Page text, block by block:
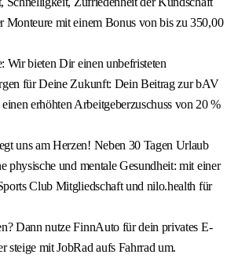
Monteure mit einem Bonus von bis zu 350,00
Wir bieten Dir einen unbefristeten
für Deine Zukunft: Dein Beitrag zur bAV
erhöhten Arbeitgeberzuschuss von 20 %
uns am Herzen! Neben 30 Tagen Urlaub
physische und mentale Gesundheit: mit einer
Club Mitgliedschaft und nilo.health für
Dann nutze FinnAuto für dein privates E-
steige mit JobRad aufs Fahrrad um.